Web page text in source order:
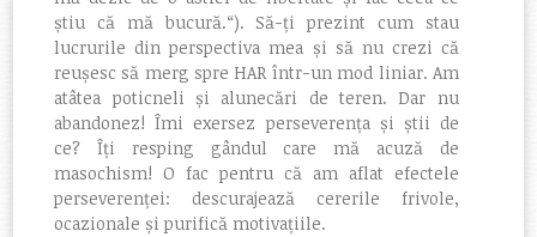
știu că mă bucură.“). Să-ți prezint cum stau
lucrurile din perspectiva mea și să nu crezi că
reușesc să merg spre HAR într-un mod liniar. Am
atâtea poticneli și alunecări de teren. Dar nu
abandonez! Îmi exersez perseverența și știi de
ce? Îți resping gândul care mă acuză de
masochism! O fac pentru că am aflat efectele
perseverenței: descurajează cererile frivole,
ocazionale și purifică motivațiile.